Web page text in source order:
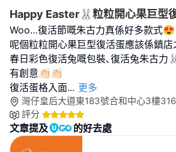
Happy Easter🐰粒粒開心果巨型
Woo…復活節嘅朱古力真係好多款式😍
呢個粒粒開心果巨型復活蛋應該係鎮
春日彩色復活兔嘅包裝､復活兔朱古力
有創意👏🏻👏🏻
復活蛋格入面... 更多
灣仔皇后大道東183號合和中心3樓
評分
文章提及 的好去處